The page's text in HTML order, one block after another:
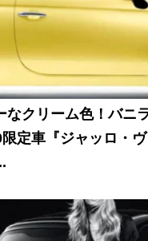
なクリーム色！バニ
定車『ジャッロ・